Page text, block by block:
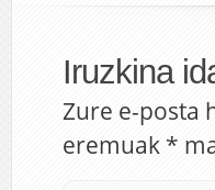
Iruzkina
Zure e-posta
eremuak *